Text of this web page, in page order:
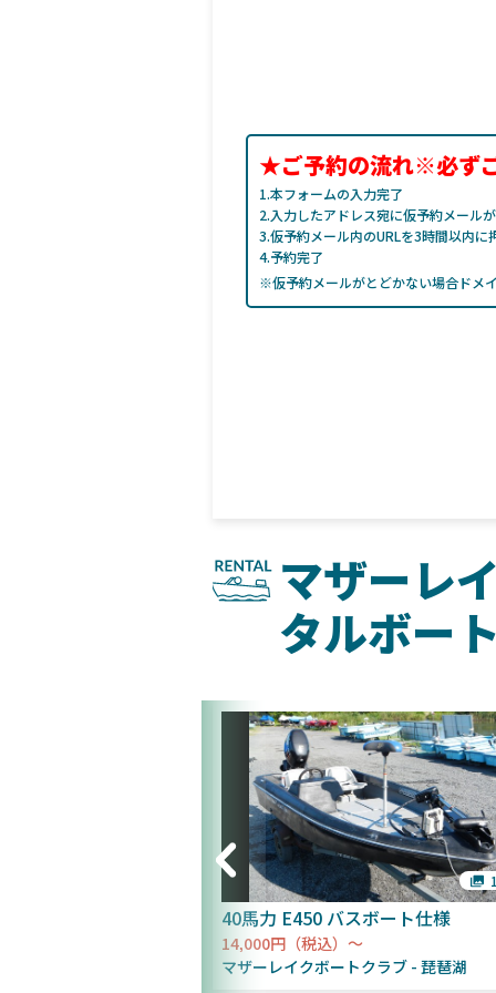
★ご予約の流れ※必ず
1.本フォームの入力完了
2.入力したアドレス宛に仮予約メール
3.仮予約メール内のURLを3時間以内に
4.予約完了
※仮予約メールがとどかない場合ドメ
マザーレ
タルボー
40馬力 E450 バスボート仕様
14,000円（税込）～
マザーレイクボートクラブ 琵琶湖